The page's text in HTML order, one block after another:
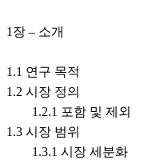
1장 – 소개
1.1 연구 목적
1.2 시장 정의
1.2.1 포함 및 제외
1.3 시장 범위
1.3.1 시장 세분화